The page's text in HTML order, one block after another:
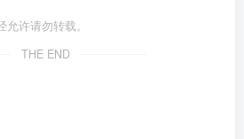
许请勿转载。
THE END